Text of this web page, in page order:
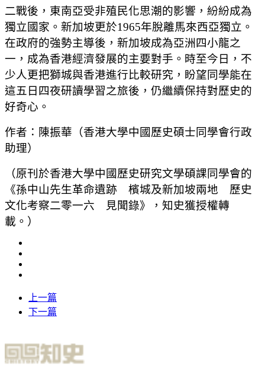
二戰後，東南亞受非殖民化思潮的影響，紛紛成為
獨立國家。新加坡更於1965年脫離馬來西亞獨立。
在政府的強勢主導後，新加坡成為亞洲四小龍之
一，成為香港經濟發展的主要對手。時至今日，不
少人更把獅城與香港進行比較研究，盼望同學能在
這五日四夜研讀學習之旅後，仍繼續保持對歷史的
好奇心。
作者：陳振華（香港大學中國歷史碩士同學會行政
助理）
（原刊於香港大學中國歷史研究文學碩課同學會的
《孫中山先生革命遺跡 檳城及新加坡兩地 歷史
文化考察二零一六 見聞錄》，知史獲授權轉
載。）
上一篇
下一篇